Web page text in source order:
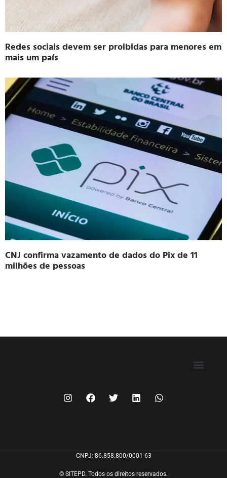
Redes sociais devem ser proibidas para menores em
mais um país
CNJ confirma vazamento de dados do Pix de 11
milhões de pessoas
CNPJ: 86.858.800/0001-63
© SITEPD. Todos os direitos reservados.